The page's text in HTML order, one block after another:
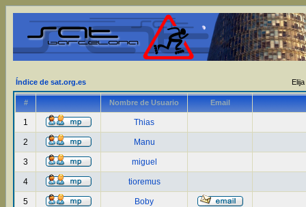
Índice de sat.org.es
# Nombre de Usuario Email
1 Thias
2 Manu
3 miguel
4 tioremus
5 Boby